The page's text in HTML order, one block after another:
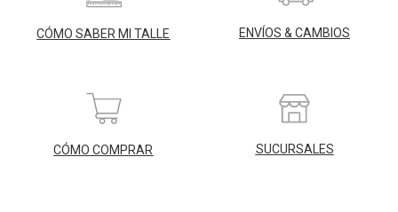
CÓMO SABER MI TALLE ENVÍOS & CAMBIOS
CÓMO COMPRAR SUCURSALES